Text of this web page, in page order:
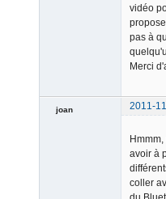
vidéo
pas à
Merci
joan 2011-
avoir à
coller